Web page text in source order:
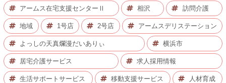
アームス在宅支援センターⅡ 相沢 訪問介護
地域 1号店 2号店 アームスデリステーション
よっしの天真爛漫だいありぃ 横浜市
居宅介護サービス 求人採用情報
生活サポートサービス 移動支援サービス 人材育成